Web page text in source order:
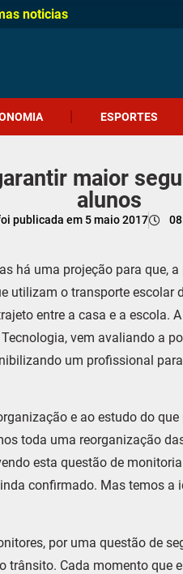
noticias
ESPORTES
maior
alunos
publicada em 5 maio 2017
há uma projeção para que,
utilizam o transporte escolar
entre a casa e a escola.
vem avaliando a
um profissional
e ao estudo do
toda uma reorganização
esta questão de
confirmado. Mas temos a
por uma questão de
trânsito. Cada momento que